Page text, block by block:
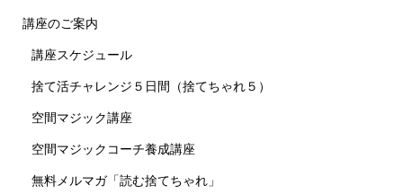
講座のご案内
講座スケジュール
捨て活チャレンジ５日間（捨てちゃれ５）
空間マジック講座
空間マジックコーチ養成講座
無料メルマガ「読む捨てちゃれ」